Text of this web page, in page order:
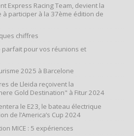
Express Racing Team, devient la
participer à la 37ème édition de
chiffres
parfait pour vos réunions et
2025 à Barcelone
de Lleida reçoivent la
Gold Destination" à Fitur 2024
le E23, le bateau électrique
de l’America’s Cup 2024
MICE : 5 expériences